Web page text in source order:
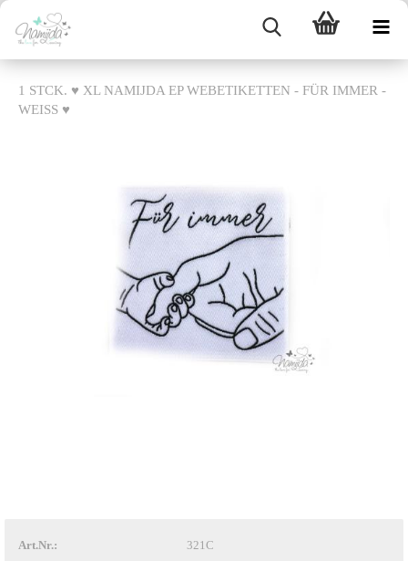
1 STCK. ♥ XL NAMIJDA EP WEBETIKETTEN - FÜR IMMER -
WEISS ♥
Art.Nr.:
321C